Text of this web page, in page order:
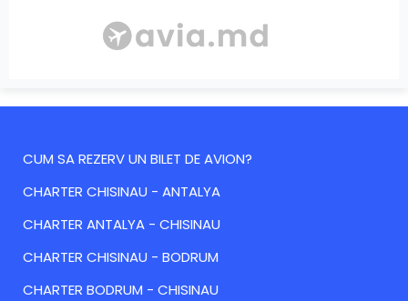
CUM SA REZERV UN BILET DE AVION?
CHARTER CHISINAU - ANTALYA
CHARTER ANTALYA - CHISINAU
CHARTER CHISINAU - BODRUM
CHARTER BODRUM - CHISINAU